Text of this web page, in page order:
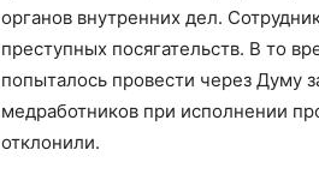
органов внутренних дел.
преступных посягательств. В то
попыталось провести через Думу
медработников при исполнении
отклонили.